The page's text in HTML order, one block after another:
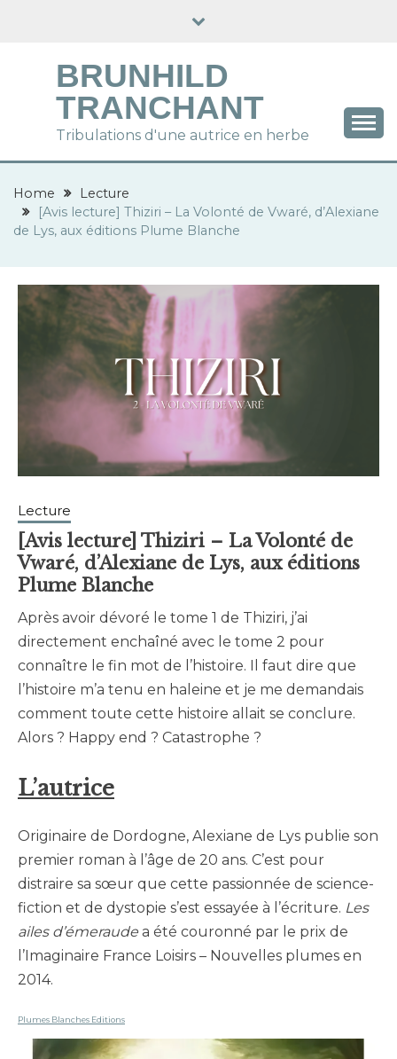
BRUNHILD
TRANCHANT
Tribulations d'une autrice en herbe
Home
Lecture
[Avis lecture] Thiziri – La Volonté de Vwaré, d’Alexiane
de Lys, aux éditions Plume Blanche
Lecture
[Avis lecture] Thiziri – La Volonté de
Vwaré, d’Alexiane de Lys, aux éditions
Plume Blanche
mars
30,
2025
brunhildtranchant@gmail.com
Après avoir dévoré le tome 1 de Thiziri, j’ai
directement enchaîné avec le tome 2 pour
connaître le fin mot de l’histoire. Il faut dire que
l’histoire m’a tenu en haleine et je me demandais
comment toute cette histoire allait se conclure.
Alors ? Happy end ? Catastrophe ?
L’autrice
Originaire de Dordogne, Alexiane de Lys publie son
premier roman à l’âge de 20 ans. C’est pour
distraire sa sœur que cette passionnée de science-
fiction et de dystopie s’est essayée à l’écriture. Les
ailes d’émeraude a été couronné par le prix de
l’Imaginaire France Loisirs – Nouvelles plumes en
2014.
Plumes Blanches Editions